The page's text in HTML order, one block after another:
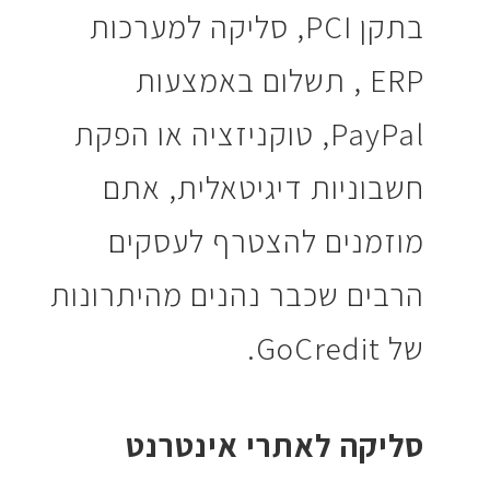
בתקן PCI, סליקה למערכות
ERP , תשלום באמצעות
PayPal, טוקניזציה או הפקת
חשבוניות דיגיטאלית, אתם
מוזמנים להצטרף לעסקים
הרבים שכבר נהנים מהיתרונות
של GoCredit.
סליקה לאתרי אינטרנט